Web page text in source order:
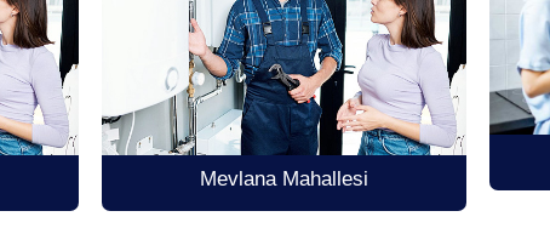
Mevlana Mahallesi